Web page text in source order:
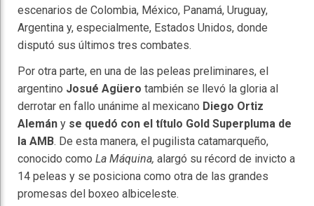
escenarios de Colombia, México, Panamá, Uruguay,
Argentina y, especialmente, Estados Unidos, donde
disputó sus últimos tres combates.
Por otra parte, en una de las peleas preliminares, el
argentino Josué Agüero también se llevó la gloria al
derrotar en fallo unánime al mexicano Diego Ortiz
Alemán y se quedó con el título Gold Superpluma de
la AMB. De esta manera, el pugilista catamarqueño,
conocido como La Máquina, alargó su récord de invicto a
14 peleas y se posiciona como otra de las grandes
promesas del boxeo albiceleste.